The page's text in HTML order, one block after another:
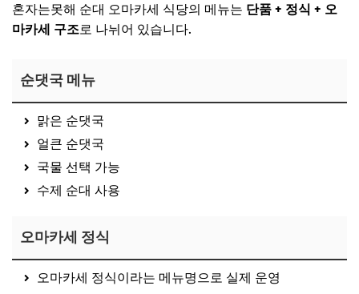
혼자는못해 순대 오마카세 식당의 메뉴는 단품 + 정식 + 오
마카세 구조로 나뉘어 있습니다.
순댓국 메뉴
맑은 순댓국
얼큰 순댓국
국물 선택 가능
수제 순대 사용
오마카세 정식
오마카세 정식이라는 메뉴명으로 실제 운영